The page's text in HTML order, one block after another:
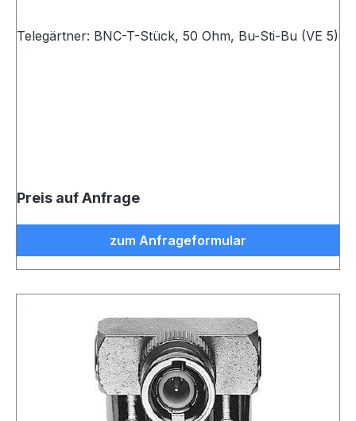
Telegärtner: BNC-T-Stück, 50 Ohm, Bu-Sti-Bu (VE 5)
Preis auf Anfrage
zum Anfrageformular